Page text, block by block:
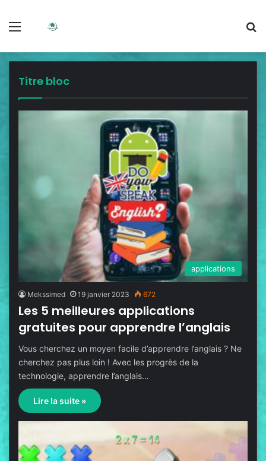
Titre bloc
applications
Mekssimed 19 janvier 2023 672
Les 5 meilleures applications
gratuites pour apprendre l’anglais
Vous cherchez un moyen facile d’apprendre l’anglais ? Ne
cherchez pas plus loin ! Avec les progrès de la
technologie, apprendre l’anglais…
Lire la suite »